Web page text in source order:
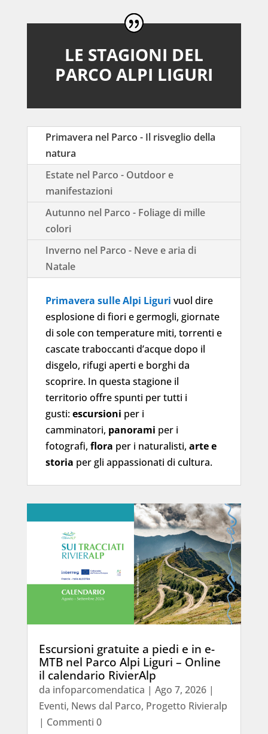
LE STAGIONI DEL
PARCO ALPI LIGURI
Primavera nel Parco - Il risveglio della
natura
Estate nel Parco - Outdoor e
manifestazioni
Autunno nel Parco - Foliage di mille
colori
Inverno nel Parco - Neve e aria di
Natale
Primavera sulle Alpi Liguri vuol dire
esplosione di fiori e germogli, giornate
di sole con temperature miti, torrenti e
cascate traboccanti d’acque dopo il
disgelo, rifugi aperti e borghi da
scoprire. In questa stagione il
territorio offre spunti per tutti i
gusti:escursioni per i
camminatori, panorami per i
fotografi, flora per i naturalisti, arte e
storia per gli appassionati di cultura.
Escursioni gratuite a piedi e in e-
MTB nel Parco Alpi Liguri – Online
il calendario RivierAlp
da infoparcomendatica | Ago 7, 2026|
Eventi, News dal Parco, Progetto Rivieralp
| Commenti 0